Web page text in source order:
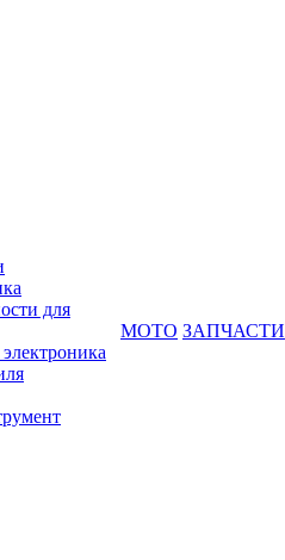
для
МОТО ЗАПЧАСТИ